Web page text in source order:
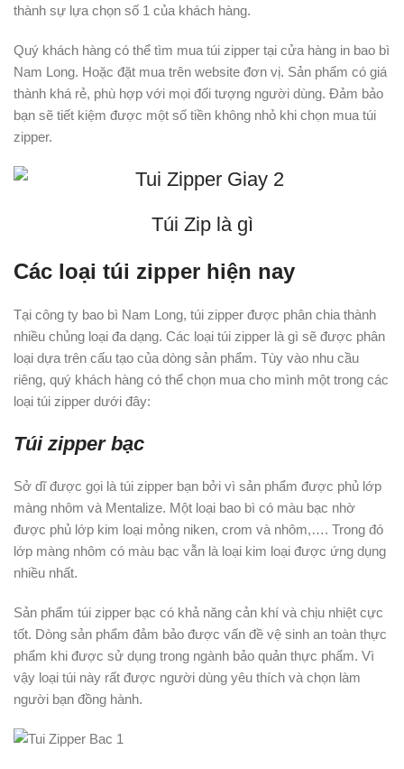
thành sự lựa chọn số 1 của khách hàng.
Quý khách hàng có thể tìm mua túi zipper tại cửa hàng in bao bì
Nam Long. Hoặc đặt mua trên website đơn vị. Sản phẩm có giá
thành khá rẻ, phù hợp với mọi đối tượng người dùng. Đảm bảo
bạn sẽ tiết kiệm được một số tiền không nhỏ khi chọn mua túi
zipper.
Túi Zip là gì
Các loại túi zipper hiện nay
Tại công ty bao bì Nam Long, túi zipper được phân chia thành
nhiều chủng loại đa dạng. Các loại túi zipper là gì sẽ được phân
loại dựa trên cấu tạo của dòng sản phẩm. Tùy vào nhu cầu
riêng, quý khách hàng có thể chọn mua cho mình một trong các
loại túi zipper dưới đây:
Túi zipper bạc
Sở dĩ được gọi là túi zipper bạn bởi vì sản phẩm được phủ lớp
màng nhôm và Mentalize. Một loại bao bì có màu bạc nhờ
được phủ lớp kim loại mỏng niken, crom và nhôm,…. Trong đó
lớp màng nhôm có màu bạc vẫn là loại kim loại được ứng dụng
nhiều nhất.
Sản phẩm túi zipper bạc có khả năng cản khí và chịu nhiệt cực
tốt. Dòng sản phẩm đảm bảo được vấn đề vệ sinh an toàn thực
phẩm khi được sử dụng trong ngành bảo quản thực phẩm. Vì
vậy loại túi này rất được người dùng yêu thích và chọn làm
người bạn đồng hành.